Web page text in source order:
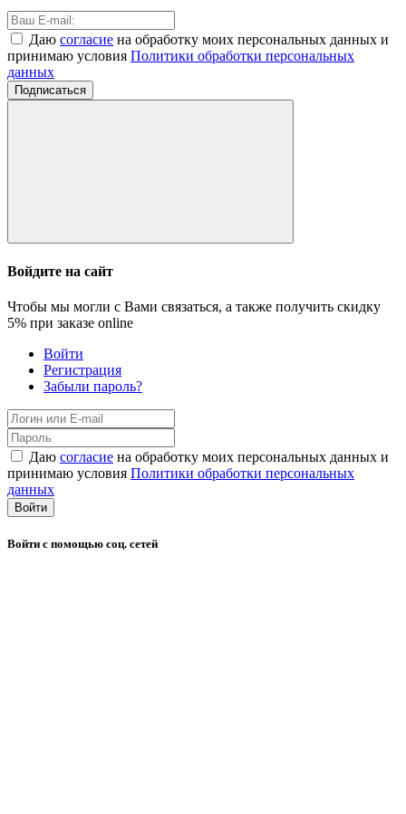
Даю согласие на обработку моих персональных данных и
принимаю условия Политики обработки персональных
данных
Подписаться
Войдите на сайт
Чтобы мы могли с Вами связаться, а также получить скидку
5% при заказе online
Войти
Регистрация
Забыли пароль?
Даю согласие на обработку моих персональных данных и
принимаю условия Политики обработки персональных
данных
Войти
Войти с помощью соц. сетей